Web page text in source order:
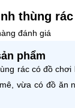
thùng
đánh giá
phẩm
rác có đồ chơi
vừa có đồ ăn